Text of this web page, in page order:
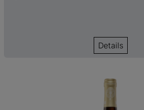
Details